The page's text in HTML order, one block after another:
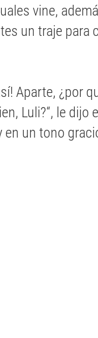
vine,
un traje para
Aparte, ¿por
Luli?“, le dijo
en un tono